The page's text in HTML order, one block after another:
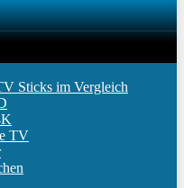
Sticks im Vergleich
TV